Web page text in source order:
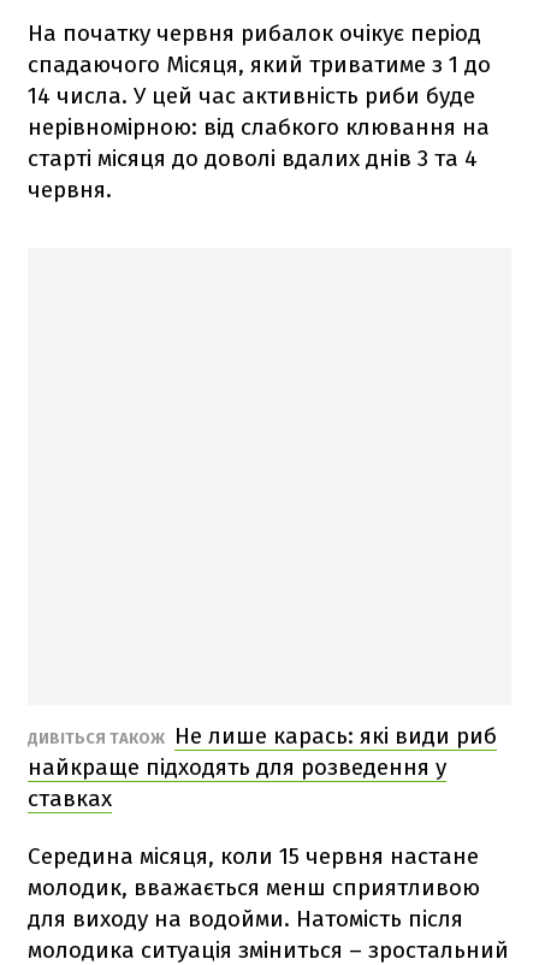
На початку червня рибалок очікує період
спадаючого Місяця, який триватиме з 1 до
14 числа. У цей час активність риби буде
нерівномірною: від слабкого клювання на
старті місяця до доволі вдалих днів 3 та 4
червня.
ДИВІТЬСЯ ТАКОЖ
Не лише карась: які види риб
найкраще підходять для розведення у
ставках
Середина місяця, коли 15 червня настане
молодик, вважається менш сприятливою
для виходу на водойми. Натомість після
молодика ситуація зміниться – зростальний